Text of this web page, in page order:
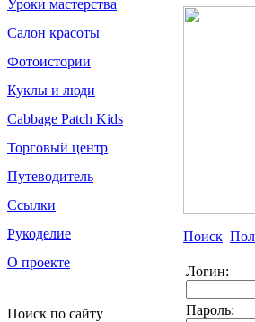
Уроки мастерства
Салон красоты
Фотоистории
Куклы и люди
Cabbage Patch Kids
Торговый центр
Путеводитель
Ссылки
Рукоделие
О проекте
Поиск по сайту
Поиск
Логин:
Пароль: